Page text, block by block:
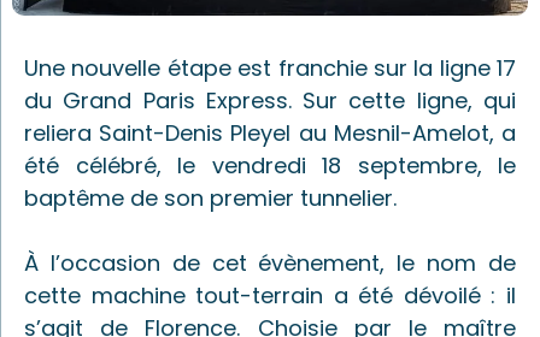
Une nouvelle étape est franchie sur la ligne 17
du Grand Paris Express. Sur cette ligne, qui
reliera Saint-Denis Pleyel au Mesnil-Amelot, a
été célébré, le vendredi 18 septembre, le
baptême de son premier tunnelier.
À l’occasion de cet évènement, le nom de
cette machine tout-terrain a été dévoilé : il
s’agit de Florence. Choisie par le maître